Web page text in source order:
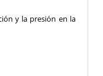
y la presión en la